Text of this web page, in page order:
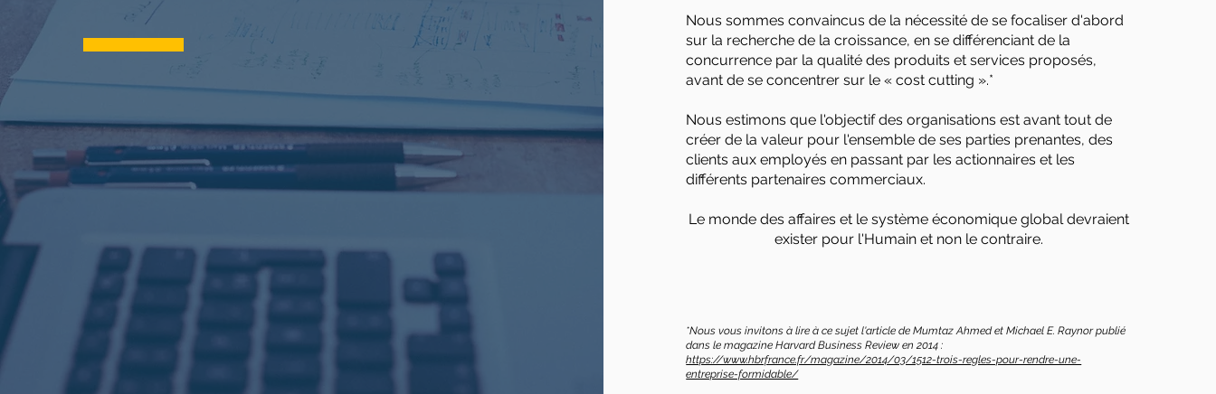
Nous sommes convaincus de la nécessité de se focaliser d'abord
sur la recherche de la croissance, en se différenciant de la
concurrence par la qualité des produits et services proposés,
avant de se concentrer sur le « cost cutting ».*
Nous estimons que l'objectif des organisations est avant tout de
créer de la valeur pour l'ensemble de ses parties prenantes, des
clients aux employés en passant par les actionnaires et les
différents partenaires commerciaux.
Le monde des affaires et le système économique global devraient
exister pour l'Humain et non le contraire.
*Nous vous invitons à lire à ce sujet l'article de Mumtaz Ahmed et Michael E. Raynor publié
dans le magazine Harvard Business Review en 2014 :
https://www.hbrfrance.fr/magazine/2014/03/1512-trois-regles-pour-rendre-une-
entreprise-formidable/​